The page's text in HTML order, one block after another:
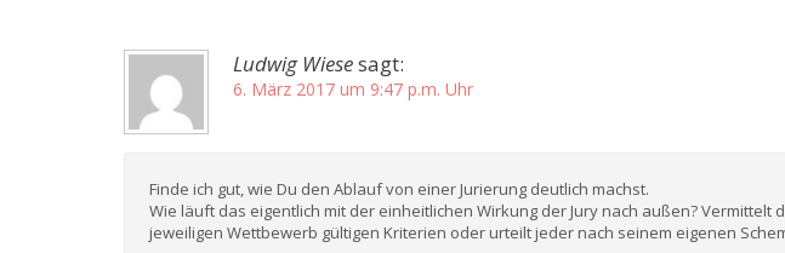
Ludwig Wiesesagt:
6. März 2017 um 9:47 p.m. Uhr
Finde ich gut, wie Du den Ablauf von einer Jurierung deutlich machst.
Wie läuft das eigentlich mit der einheitlichen Wirkung der Jury nach außen? Vermittelt
jeweiligen Wettbewerb gültigen Kriterien oder urteilt jeder nach seinem eigenen